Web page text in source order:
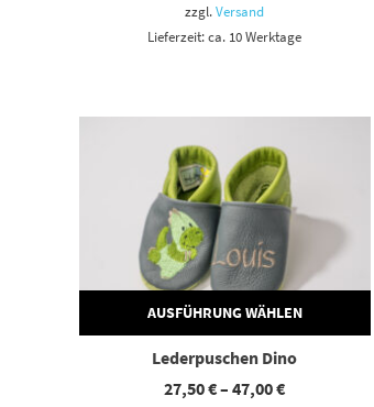
zzgl.Versand
Lieferzeit: ca. 10 Werktage
AUSFÜHRUNG WÄHLEN
Dieses Produkt weist mehrere Varianten auf. Die Optionen können auf der Produktseite gewählt werden
Lederpuschen Dino
27,50€–47,00€Preisspanne: